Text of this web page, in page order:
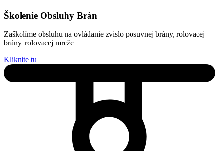
Školenie Obsluhy Brán
Zaškolíme obsluhu na ovládanie zvislo posuvnej brány, rolovacej
brány, rolovacej mreže
Kliknite tu